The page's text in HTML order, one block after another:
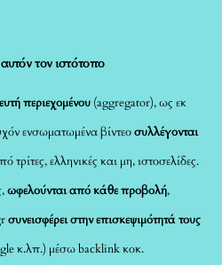
τον ιστότοπο
περιεχομένου (aggregator), ως εκ
ενσωματωμένα βίντεοσυλλέγονται
τρίτες, ελληνικές και μη, ιστοσελίδες.
ωφελούνται από κάθε προβολή,
συνεισφέρει στην επισκεψιμότητά τους
κ.λπ.) μέσω backlink κοκ.